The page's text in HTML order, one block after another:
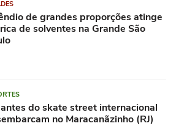
de grandes proporções atinge
de solventes na Grande São
do skate street internacional
no Maracanãzinho (RJ)